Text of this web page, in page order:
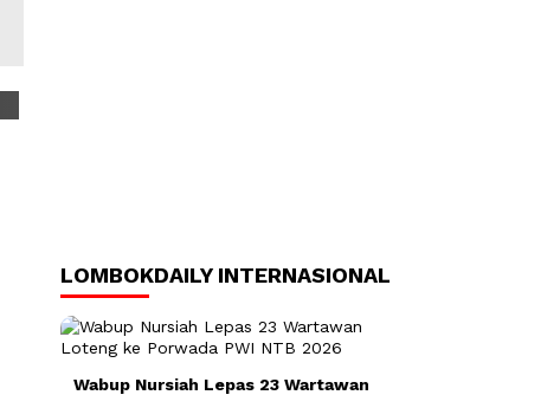
LOMBOKDAILY INTERNASIONAL
Wabup Nursiah Lepas 23 Wartawan